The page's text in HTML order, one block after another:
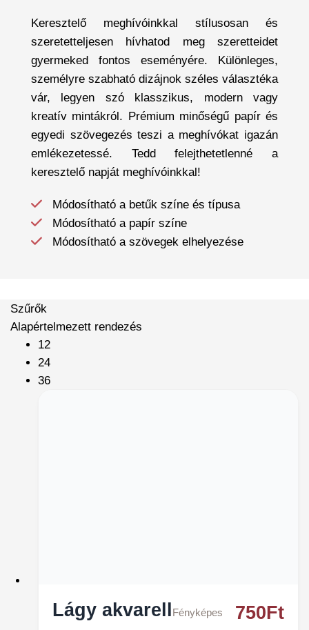
Keresztelő meghívóinkkal stílusosan és
szeretetteljesen hívhatod meg szeretteidet
gyermeked fontos eseményére. Különleges,
személyre szabható dizájnok széles választéka
vár, legyen szó klasszikus, modern vagy
kreatív mintákról. Prémium minőségű papír és
egyedi szövegezés teszi a meghívókat igazán
emlékezetessé. Tedd felejthetetlenné a
keresztelő napját meghívóinkkal!
Módosítható a betűk színe és típusa
Módosítható a papír színe
Módosítható a szövegek elhelyezése
Szűrők
Alapértelmezett rendezés
12
24
36
Lágy akvarell Fényképes 750Ft